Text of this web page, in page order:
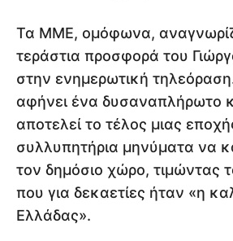
Τα ΜΜΕ, ομόφωνα,
τεράστια προσφορά του
στην ενημερωτική
αφήνει ένα δυσαναπλήρωτο
αποτελεί το τέλος μιας
συλλυπητήρια μηνύματα να
τον δημόσιο χώρο, τιμώντας
που για δεκαετίες ήταν «η
Ελλάδας».